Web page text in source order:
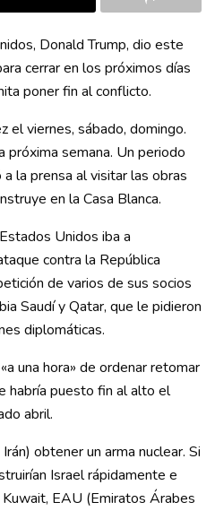
Donald Trump, dio este
cerrar en los próximos días
poner fin al conflicto.
el viernes, sábado, domingo.
próxima semana. Un periodo
la prensa al visitar las obras
en la Casa Blanca.
Unidos iba a
contra la República
de varios de sus socios
Saudí y Qatar, que le pidieron
diplomáticas.
una hora» de ordenar retomar
habría puesto fin al alto el
abril.
obtener un arma nuclear. Si
Israel rápidamente e
EAU (Emiratos Árabes